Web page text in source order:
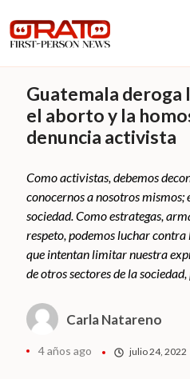
Guatemala deroga
el aborto y la
denuncia activista
Como activistas, debemos
conocernos a nosotros
sociedad. Como estrategas,
respeto, podemos luchar contra
que intentan limitar nuestra
de otros sectores de la
Carla Natareno
4 años ago julio 24, 2022